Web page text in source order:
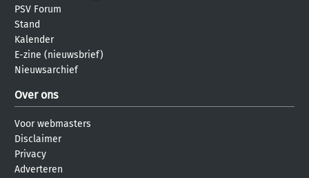
PSV Forum
Stand
Kalender
E-zine (nieuwsbrief)
Nieuwsarchief
Over ons
Voor webmasters
Disclaimer
Privacy
Adverteren